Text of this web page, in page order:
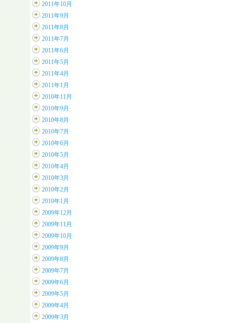
2011年10月
2011年9月
2011年8月
2011年7月
2011年6月
2011年5月
2011年4月
2011年1月
2010年11月
2010年9月
2010年8月
2010年7月
2010年6月
2010年5月
2010年4月
2010年3月
2010年2月
2010年1月
2009年12月
2009年11月
2009年10月
2009年9月
2009年8月
2009年7月
2009年6月
2009年5月
2009年4月
2009年3月